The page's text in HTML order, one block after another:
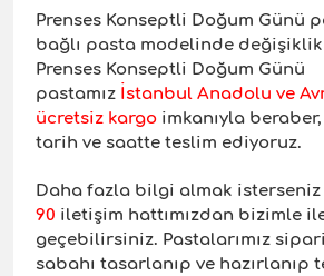
Prenses Konseptli Doğum Günü
bağlı pasta modelinde
Prenses Konseptli Doğum Günü
pastamız İstanbul Anadolu ve
ücretsiz kargo imkanıyla
tarih ve saatte teslim ediyoruz.
Daha fazla bilgi almak isterseniz
90 iletişim hattımızdan bizimle
geçebilirsiniz. Pastalarımız
sabahı tasarlanıp ve hazırlanıp